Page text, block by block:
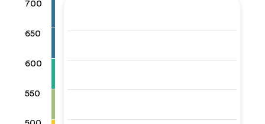
700
650
600
550